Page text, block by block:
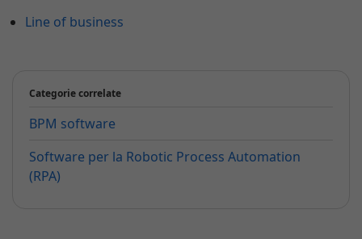
Line of business
Categorie correlate
BPM software
Software per la Robotic Process Automation
(RPA)